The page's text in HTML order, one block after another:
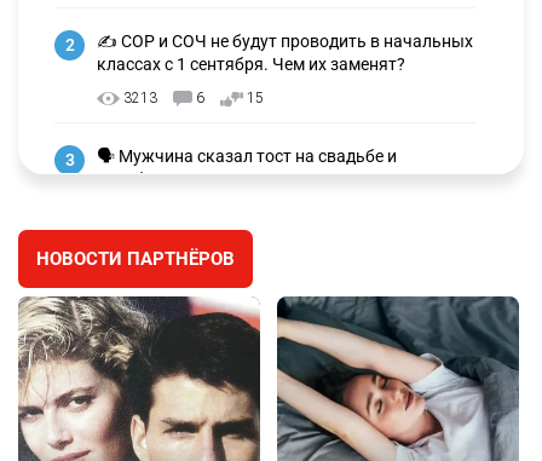
2
✍️ СОР и СОЧ не будут проводить в начальных
классах с 1 сентября. Чем их заменят?
3213 6 15
3
🗣 Мужчина сказал тост на свадьбе и
заработал уголовное дело
⚠️ Доброе утро, друзья! Предлагаем обзор
главных новостей за 4 августа
2745 0 1
5
🗣Глава государства направил телеграмму
соболезнования родным и близким Халық
қаһарманы Ивана Гапича
НОВОСТИ ПАРТНЁРОВ